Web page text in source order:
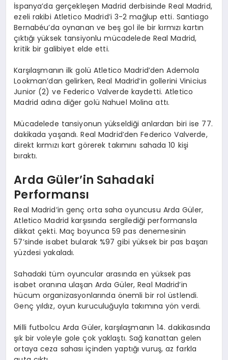
İspanya’da gerçekleşen Madrid derbisinde Real Madrid,
ezeli rakibi Atletico Madrid’i 3-2 mağlup etti. Santiago
Bernabéu’da oynanan ve beş gol ile bir kırmızı kartın
çıktığı yüksek tansiyonlu mücadelede Real Madrid,
kritik bir galibiyet elde etti.
Karşılaşmanın ilk golü Atletico Madrid’den Ademola
Lookman’dan gelirken, Real Madrid’in gollerini Vinicius
Junior (2) ve Federico Valverde kaydetti. Atletico
Madrid adına diğer golü Nahuel Molina attı.
Mücadelede tansiyonun yükseldiği anlardan biri ise 77.
dakikada yaşandı. Real Madrid’den Federico Valverde,
direkt kırmızı kart görerek takımını sahada 10 kişi
bıraktı.
Arda Güler’in Sahadaki
Performansı
Real Madrid’in genç orta saha oyuncusu Arda Güler,
Atletico Madrid karşısında sergilediği performansla
dikkat çekti. Maç boyunca 59 pas denemesinin
57’sinde isabet bularak %97 gibi yüksek bir pas başarı
yüzdesi yakaladı.
Sahadaki tüm oyuncular arasında en yüksek pas
isabet oranına ulaşan Arda Güler, Real Madrid’in
hücum organizasyonlarında önemli bir rol üstlendi.
Genç yıldız, oyun kuruculuğuyla takımına yön verdi.
Milli futbolcu Arda Güler, karşılaşmanın 14. dakikasında
şık bir voleyle gole çok yaklaştı. Sağ kanattan gelen
ortaya ceza sahası içinden yaptığı vuruş, az farkla